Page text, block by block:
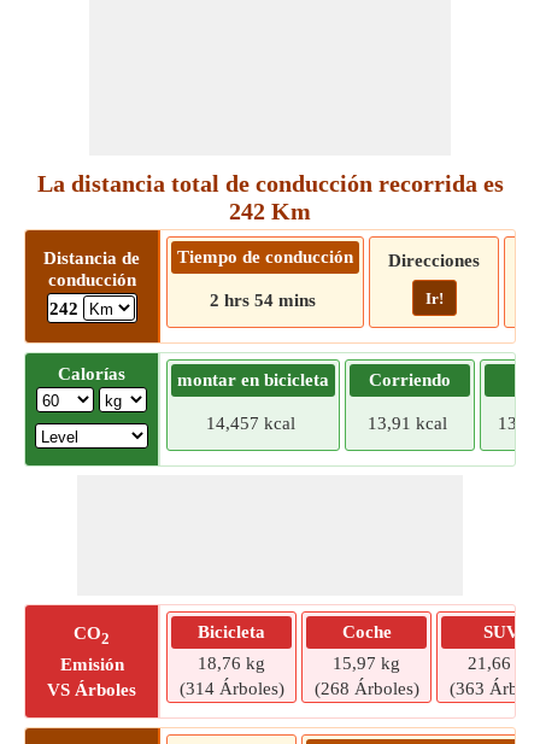
La distancia total de conducción recorrida es
242 Km
Distancia de
conducción
242
Tiempo de conducción
2 hrs 54 mins
Direcciones
Ir!
Calorías montar en bicicleta
14,457 kcal
Corriendo
13,91 kcal
CO2
Emisión
VS Árboles
Bicicleta
18,76 kg
(314 Árboles)
Coche
15,97 kg
(268 Árboles)
SUV
21,66 kg
(363